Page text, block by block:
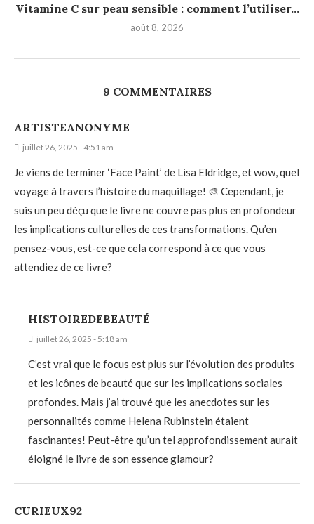
Vitamine C sur peau sensible : comment l’utiliser...
août 8, 2026
9 COMMENTAIRES
ARTISTEANONYME
juillet 26, 2025 - 4:51 am
Je viens de terminer ‘Face Paint’ de Lisa Eldridge, et wow, quel
voyage à travers l’histoire du maquillage! 🎨 Cependant, je
suis un peu déçu que le livre ne couvre pas plus en profondeur
les implications culturelles de ces transformations. Qu’en
pensez-vous, est-ce que cela correspond à ce que vous
attendiez de ce livre?
HISTOIREDEBEAUTÉ
juillet 26, 2025 - 5:18 am
C’est vrai que le focus est plus sur l’évolution des produits
et les icônes de beauté que sur les implications sociales
profondes. Mais j’ai trouvé que les anecdotes sur les
personnalités comme Helena Rubinstein étaient
fascinantes! Peut-être qu’un tel approfondissement aurait
éloigné le livre de son essence glamour?
CURIEUX92